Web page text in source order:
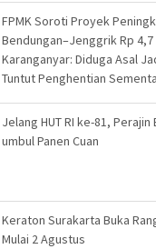
FPMK Soroti Proyek
Bendungan–Jenggrik Rp
Karanganyar: Diduga Asal
Tuntut Penghentian
Jelang HUT RI ke-81,
umbul Panen Cuan
Keraton Surakarta Buka
Mulai 2 Agustus